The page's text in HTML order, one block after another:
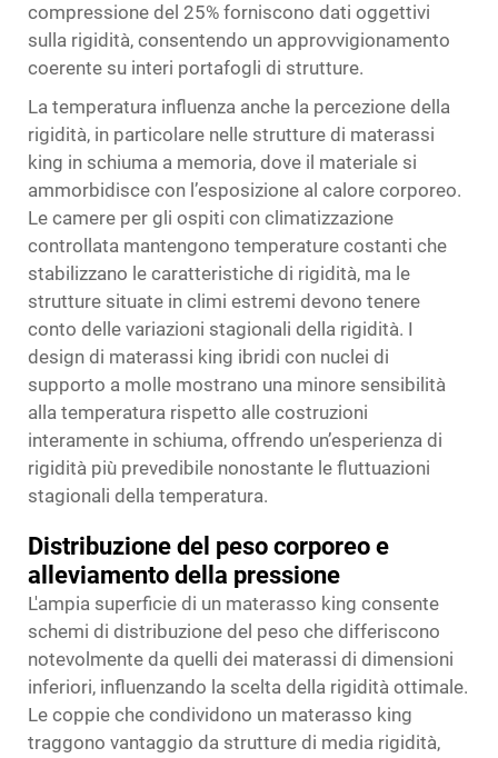
compressione del 25% forniscono dati oggettivi
sulla rigidità, consentendo un approvvigionamento
coerente su interi portafogli di strutture.
La temperatura influenza anche la percezione della
rigidità, in particolare nelle strutture di materassi
king in schiuma a memoria, dove il materiale si
ammorbidisce con l’esposizione al calore corporeo.
Le camere per gli ospiti con climatizzazione
controllata mantengono temperature costanti che
stabilizzano le caratteristiche di rigidità, ma le
strutture situate in climi estremi devono tenere
conto delle variazioni stagionali della rigidità. I
design di materassi king ibridi con nuclei di
supporto a molle mostrano una minore sensibilità
alla temperatura rispetto alle costruzioni
interamente in schiuma, offrendo un’esperienza di
rigidità più prevedibile nonostante le fluttuazioni
stagionali della temperatura.
Distribuzione del peso corporeo e
alleviamento della pressione
L'ampia superficie di un materasso king consente
schemi di distribuzione del peso che differiscono
notevolmente da quelli dei materassi di dimensioni
inferiori, influenzando la scelta della rigidità ottimale.
Le coppie che condividono un materasso king
traggono vantaggio da strutture di media rigidità,